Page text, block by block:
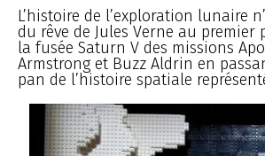
L’histoire de l’exploration lunaire
du rêve de Jules Verne au
la fusée Saturn V des missions
Armstrong et Buzz Aldrin en
pan de l’histoire spatiale